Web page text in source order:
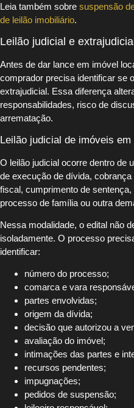
Leia também sobre suspensão
de leilão imobiliário.
Leilão judicial e
Antes de dar lance em imóvel
comprador precisa identificar se
extrajudicial. Essa diferença
responsabilidades, risco de
arrematação.
Leilão judicial de imóveis em
O leilão judicial ocorre dentro de
de execução de dívida,
fiscal, cumprimento de
processo de família ou outra
Nessa modalidade, o edital não
isoladamente. O processo
identificar:
número do processo;
comarca e vara
partes envolvidas;
origem da dívida;
decisão que autorizou a
avaliação do imóvel;
intimações das partes e
recursos pendentes;
impugnações;
pedidos de suspensão;